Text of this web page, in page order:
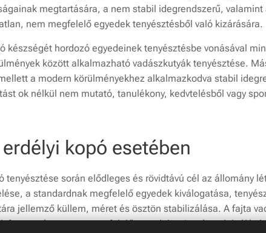
megtartására, a nem stabil idegrendszerű, valamint
nem megfelelő egyedek tenyésztésből való kizárására.
készségét hordozó egyedeinek tenyésztésbe vonásával
között alkalmazható vadászkutyák tenyésztése.
a modern körülményekhez alkalmazkodva stabil
ok nélkül nem mutató, tanulékony, kedvtelésből vagy
kopó esetében
tenyésztése során elődleges és rövidtávú cél az állomány
a standardnak megfelelő egyedek kiválogatása,
jellemző küllem, méret és ösztön stabilizálása. A fajta
fenntartása a nem megfelelő egyedek szigorú